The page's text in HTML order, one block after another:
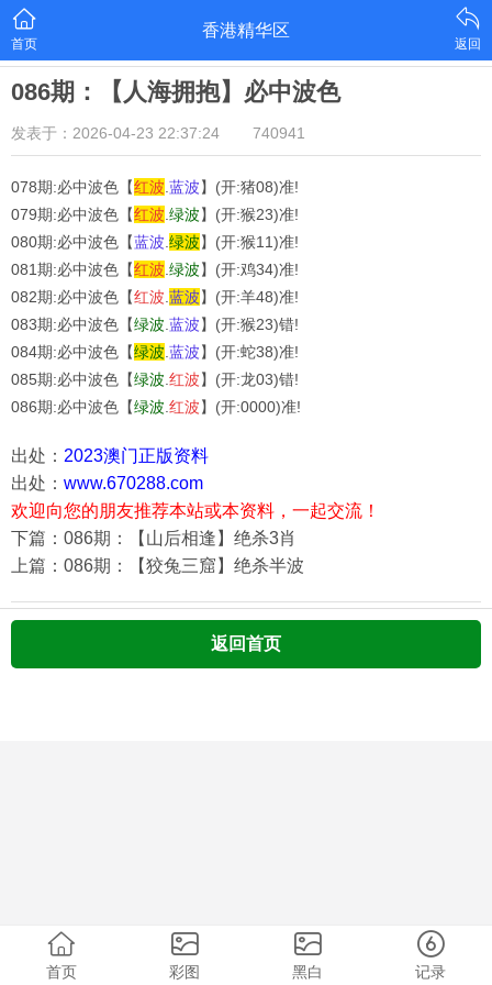
首页
香港精华区
返回
086期：【人海拥抱】必中波色
发表于：2026-04-23 22:37:24 740941
078期:必中波色【红波 蓝波】(开:猪08)准!
079期:必中波色【红波 绿波】(开:猴23)准!
080期:必中波色【蓝波 绿波】(开:猴11)准!
081期:必中波色【红波 绿波】(开:鸡34)准!
082期:必中波色【红波 蓝波】(开:羊48)准!
083期:必中波色【绿波 蓝波】(开:猴23)错!
084期:必中波色【绿波 蓝波】(开:蛇38)准!
085期:必中波色【绿波 红波】(开:龙03)错!
086期:必中波色【绿波 红波】(开:0000)准!
出处： 2023澳门正版资料
出处： www.670288.com
欢迎向您的朋友推荐本站或本资料，一起交流！
下篇：086期：【山后相逢】绝杀3肖
上篇：086期：【狡兔三窟】绝杀半波
返回首页
首页 彩图 黑白 记录